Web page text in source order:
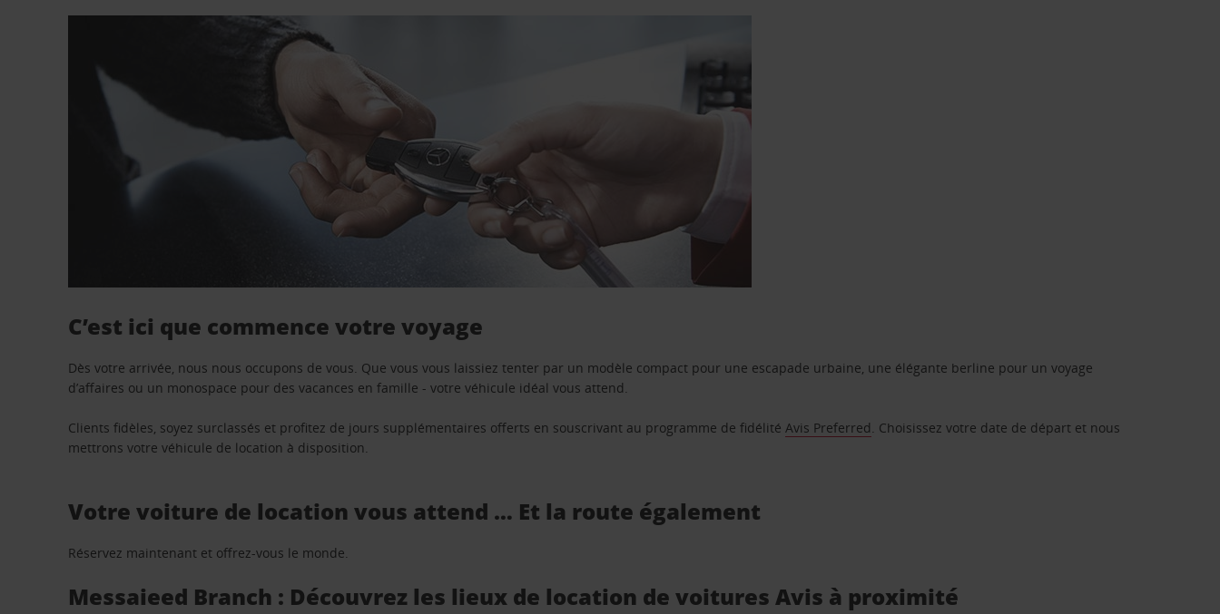
C’est ici que commence votre voyage
Dès votre arrivée, nous nous occupons de vous. Que vous vous laissiez tenter par un modèle compact pour une escapade urbaine, une élégante berline pour un voyage
d’affaires ou un monospace pour des vacances en famille - votre véhicule idéal vous attend.
Clients fidèles, soyez surclassés et profitez de jours supplémentaires offerts en souscrivant au programme de fidélitéAvis Preferred. Choisissez votre date de départ et nous
mettrons votre véhicule de location à disposition.
Votre voiture de location vous attend … Et la route également
Réservez maintenant et offrez-vous le monde.
Messaieed Branch : Découvrez les lieux de location de voitures Avis à proximité